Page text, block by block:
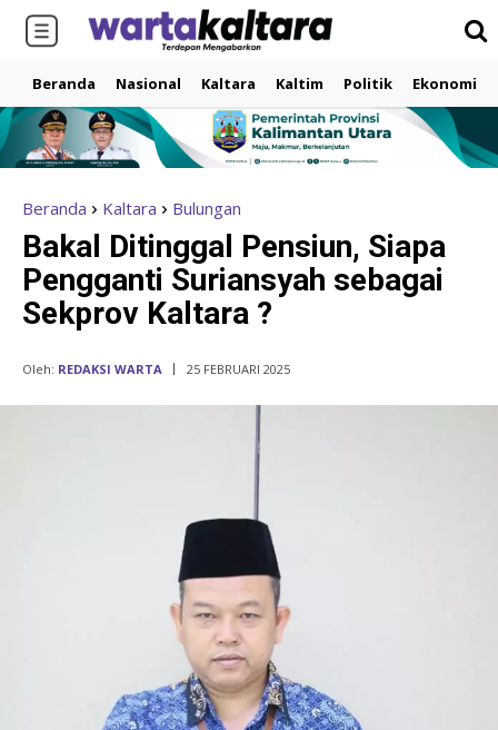
Beranda Nasional Kaltara Kaltim Politik Ekonomi
Beranda Kaltara Bulungan
Bakal Ditinggal Pensiun, Siapa
Pengganti Suriansyah sebagai
Sekprov Kaltara ?
Oleh: REDAKSI WARTA 25 FEBRUARI 2025